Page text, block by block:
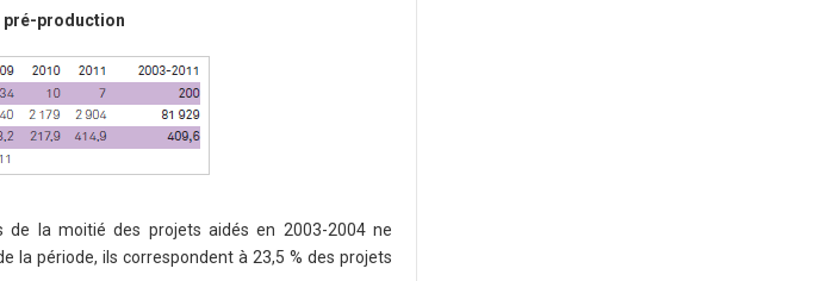
pré-production
de la moitié des projets aidés en 2003-2004 ne
la période, ils correspondent à 23,5 % des projets